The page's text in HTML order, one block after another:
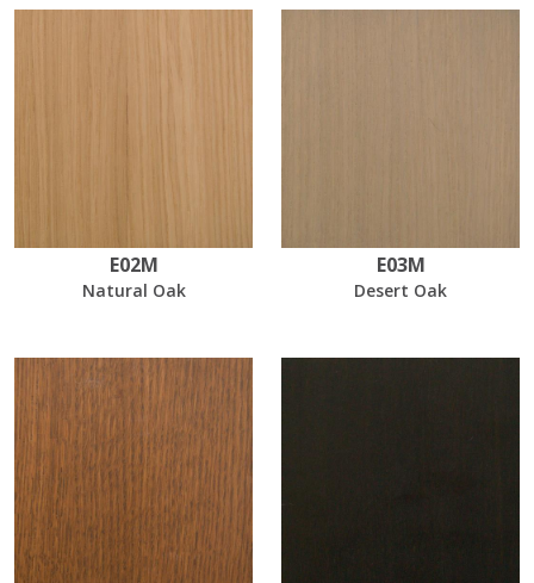
E02M
Natural Oak
E03M
Desert Oak